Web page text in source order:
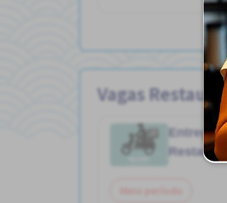
Vagas
Entrega